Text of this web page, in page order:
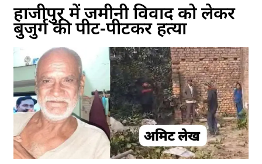
हाजीपुर में जमीनी विवाद को लेकर
बुजुर्ग की पीट-पीटकर हत्या